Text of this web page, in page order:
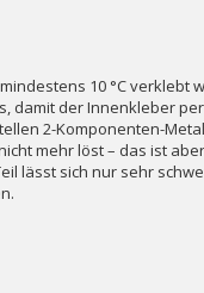
10 °C verklebt
damit der Innenkleber
2-Komponenten-
mehr löst – das ist
lässt sich nur sehr